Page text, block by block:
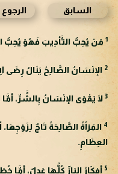
السابق
1 مَنْ يُحِبُّ التَّأدِيبَ فَهُوَ يُحِبُّ
2 الإنْسَانُ الصَّالِحُ يَنَالُ رِضَى
3 لَا يَقْوَى الإنْسَانُ بِالشَّرِّ، أمَّا
4 المَرْأةُ الصَّالِحَةُ تَاجٌ
العِظَامِ.
5 أفكَارُ البَارِّ كُلُّهَا عَدلٌ،